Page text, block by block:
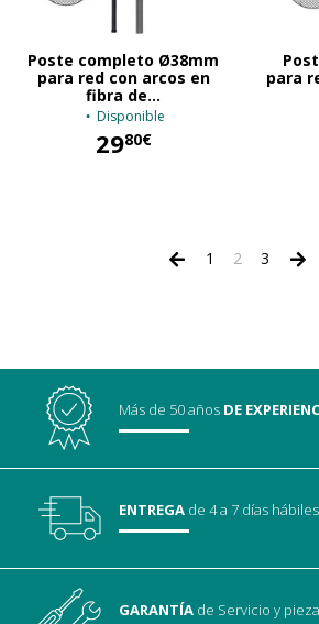
Poste completo Ø38mm
para red con arcos en
fibra de...
Disponible
2980€
para
1 2 3
Más de 50 años DE
ENTREGA de 4 a 7 días hábiles
GARANTÍA de Servicioy